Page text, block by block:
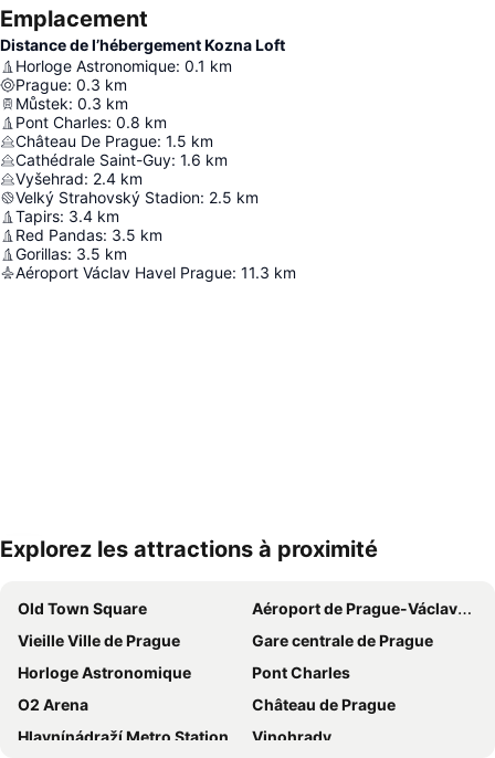
Emplacement
Distance de l’hébergement Kozna Loft
Horloge Astronomique: 0.1 km
Prague: 0.3 km
Můstek: 0.3 km
Pont Charles: 0.8 km
Château De Prague: 1.5 km
Cathédrale Saint-Guy: 1.6 km
Vyšehrad: 2.4 km
Velký Strahovský Stadion: 2.5 km
Tapirs: 3.4 km
Red Pandas: 3.5 km
Gorillas: 3.5 km
Aéroport Václav Havel Prague: 11.3 km
Explorez les attractions à proximité
Old Town Square
Aéroport de Prague-Václav-Havel
Vieille Ville de Prague
Gare centrale de Prague
Horloge Astronomique
Pont Charles
O2 Arena
Château de Prague
Hlavnínádraží Metro Station
Vinohrady